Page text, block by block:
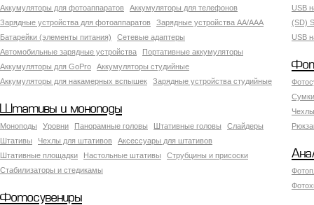
Аккумуляторы для фотоаппаратов
Аккумуляторы для телефонов
Зарядные устройства для фотоаппаратов
Зарядные устройства AA/AAA
Батарейки (элементы питания)
Сетевые адаптеры
Автомобильные зарядные устройства
Портативные аккумуляторы
Аккумуляторы для GoPro
Аккумуляторы студийные
Аккумуляторы для накамерных вспышек
Зарядные устройства студийные
USB
(SD)
USB
Штативы и моноподы
Моноподы Уровни Панорамные головы Штативные головы
Слайдеры
Штативы
Чехлы для штативов
Аксессуары для штативов
Штативные площадки
Настольные штативы
Струбцины и присоски
Стабилизаторы и стедикамы
Фотосувениры